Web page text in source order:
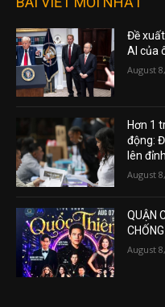
Đề
AI của
August
Hơn 1
động:
lên
August
QUẬN
August